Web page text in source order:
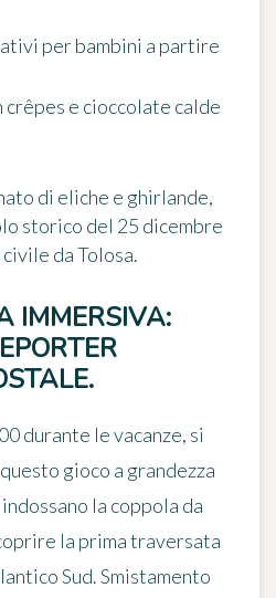
per bambini a partire
crêpes e cioccolate calde
di eliche e ghirlande,
storico del 25 dicembre
da Tolosa.
IMMERSIVA:
durante le vacanze, si
questo gioco a grandezza
la coppola da
la prima traversata
Sud. Smistamento